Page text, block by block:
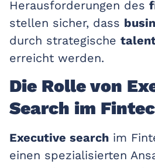
Herausforderungen des
stellen sicher, dass
durch strategische
erreicht werden.
Die Rolle von
Search im
Executive search im
einen spezialisierten